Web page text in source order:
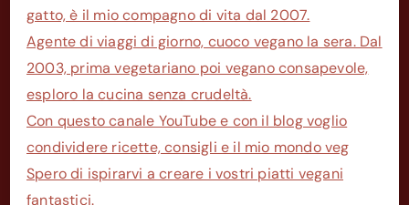
gatto, è il mio compagno di vita dal 2007.
Agente di viaggi di giorno, cuoco vegano la sera. Dal
2003, prima vegetariano poi vegano consapevole,
esploro la cucina senza crudeltà.
Con questo canale YouTube e con il blog voglio
condividere ricette, consigli e il mio mondo veg
Spero di ispirarvi a creare i vostri piatti vegani
fantastici.